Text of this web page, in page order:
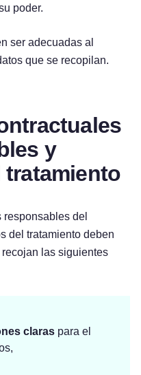
poder.
ser adecuadas al
que se recopilan.
y
tratamiento
responsables del
del tratamiento deben
las siguientes
claras para el